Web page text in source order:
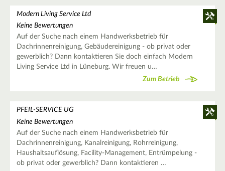
Modern Living Service Ltd
Keine Bewertungen
Auf der Suche nach einem Handwerksbetrieb für
Dachrinnenreinigung, Gebäudereinigung - ob privat oder
gewerblich? Dann kontaktieren Sie doch einfach Modern
Living Service Ltd in Lüneburg. Wir freuen u…
Zum Betrieb
PFEIL-SERVICE UG
Keine Bewertungen
Auf der Suche nach einem Handwerksbetrieb für
Dachrinnenreinigung, Kanalreinigung, Rohrreinigung,
Haushaltsauflösung, Facility-Management, Entrümpelung -
ob privat oder gewerblich? Dann kontaktieren …